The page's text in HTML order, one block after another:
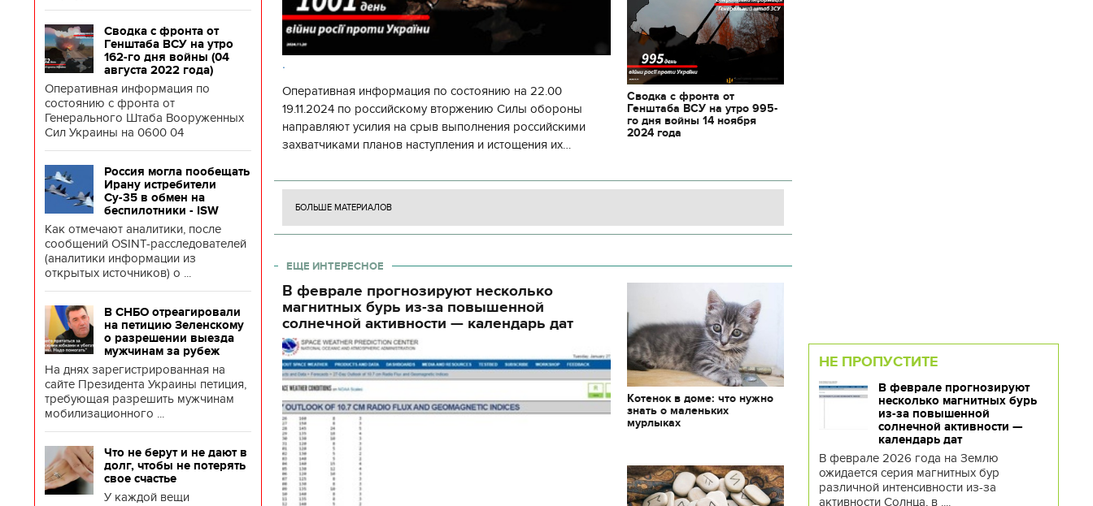
Сводка с фронта от
Генштаба ВСУ на утро
162-го дня войны (04
августа 2022 года)
Оперативная информация по
состоянию с фронта от
Генерального Штаба Вооруженных
Сил Украины на 0600 04
Россия могла пообещать
Ирану истребители
Су-35 в обмен на
беспилотники - ISW
Как отмечают аналитики, после
сообщений OSINT-расследователей
(аналитики информации из
открытых источников) о ...
В СНБО отреагировали
на петицию Зеленскому
о разрешении выезда
мужчинам за рубеж
На днях зарегистрированная на
сайте Президента Украины петиция,
требующая разрешить мужчинам
мобилизационного ...
Что не берут и не дают в
долг, чтобы не потерять
свое счастье
У каждой вещи
.
Оперативная информация по состоянию на 22.00
19.11.2024 по российскому вторжению Силы обороны
направляют усилия на срыв выполнения российскими
захватчиками планов наступления и истощения их
боевых ст
Сводка с фронта от
Генштаба ВСУ на утро 995-
го дня войны 14 ноября
2024 года
БОЛЬШЕ МАТЕРИАЛОВ
ЕЩЕ ИНТЕРЕСНОЕ
В феврале прогнозируют несколько
магнитных бурь из-за повышенной
солнечной активности — календарь дат
Котенок в доме: что нужно
знать о маленьких
мурлыках
НЕ ПРОПУСТИТЕ
В феврале прогнозируют
несколько магнитных бурь
из-за повышенной
солнечной активности —
календарь дат
В феврале 2026 года на Землю
ожидается серия магнитных бур
различной интенсивности из-за
активности Солнца, в ....